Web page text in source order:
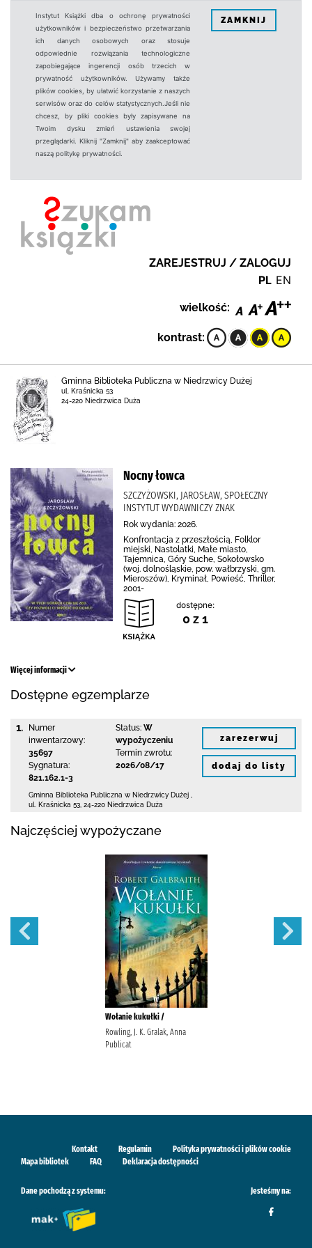
Instytut Książki dba o ochronę prywatności
użytkowników i bezpieczeństwo przetwarzania
ich danych osobowych oraz stosuje
odpowiednie rozwiązania technologiczne
zapobiegające ingerencji osób trzecich w
prywatność użytkowników. Używamy także
plików cookies, by ułatwić korzystanie z naszych
serwisów oraz do celów statystycznych.Jeśli nie
chcesz, by pliki cookies były zapisywane na
Twoim dysku zmień ustawienia swojej
przeglądarki. Kliknij "Zamknij" aby zaakceptować
naszą politykę prywatności.
ZAMKNIJ
ZAREJESTRUJ / ZALOGUJ
PL EN
wielkość:
kontrast:
Gminna Biblioteka Publiczna w Niedrzwicy Dużej
ul. Kraśnicka 53
24-220 Niedrzwica Duża
Nocny łowca
SZCZYŻOWSKI, JAROSŁAW, SPOŁECZNY
INSTYTUT WYDAWNICZY ZNAK
Rok wydania: 2026.
Konfrontacja z przeszłością, Folklor
miejski, Nastolatki, Małe miasto,
Tajemnica, Góry Suche, Sokołowsko
(woj. dolnośląskie, pow. wałbrzyski, gm.
Mieroszów), Kryminał, Powieść, Thriller,
2001-
dostępne:
0 z 1
Więcej informacji
Dostępne egzemplarze
1.
Numer
inwentarzowy:
35697
Sygnatura:
821.162.1-3
Status: W
wypożyczeniu
Termin zwrotu:
2026/08/17
Gminna Biblioteka Publiczna w Niedrzwicy Dużej
ul. Kraśnicka 53 24-220 Niedrzwica Duża
zarezerwuj
dodaj do listy
Najczęściej wypożyczane
Wołanie kukułki /
Rowling, J. K. Gralak, Anna
Publicat
Kontakt Regulamin
Polityka prywatności i plików cookie
Mapa bibliotek
FAQ Deklaracja dostępności
Dane pochodzą z systemu: Jesteśmy na: